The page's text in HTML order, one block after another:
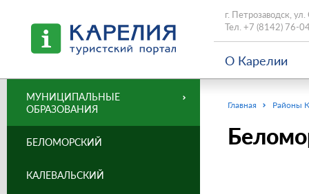
г. Петрозаводск,
Тел. +7 (8142) 76-
О Карелии
Главная Районы
МУНИЦИПАЛЬНЫЕ
ОБРАЗОВАНИЯ
БЕЛОМОРСКИЙ
КАЛЕВАЛЬСКИЙ